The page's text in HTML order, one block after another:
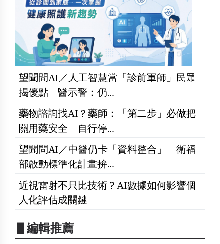
望聞問AI／人工智慧當「診前軍師」民眾
揭優點 醫示警：仍...
藥物諮詢找AI？藥師：「第二步」必做把
關用藥安全 自行停...
望聞問AI／中醫仍卡「資料整合」 衛福
部啟動標準化計畫拚...
近視雷射不只比技術？AI數據如何影響個
人化評估成關鍵
▋編輯推薦